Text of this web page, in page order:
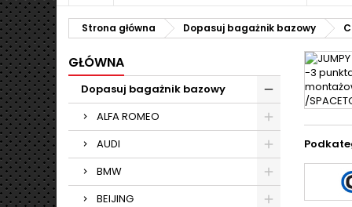
Strona główna Dopasuj bagażnik bazowy
GŁÓWNA
Dopasuj bagażnik bazowy
ALFA ROMEO
AUDI
BMW
BEIJING